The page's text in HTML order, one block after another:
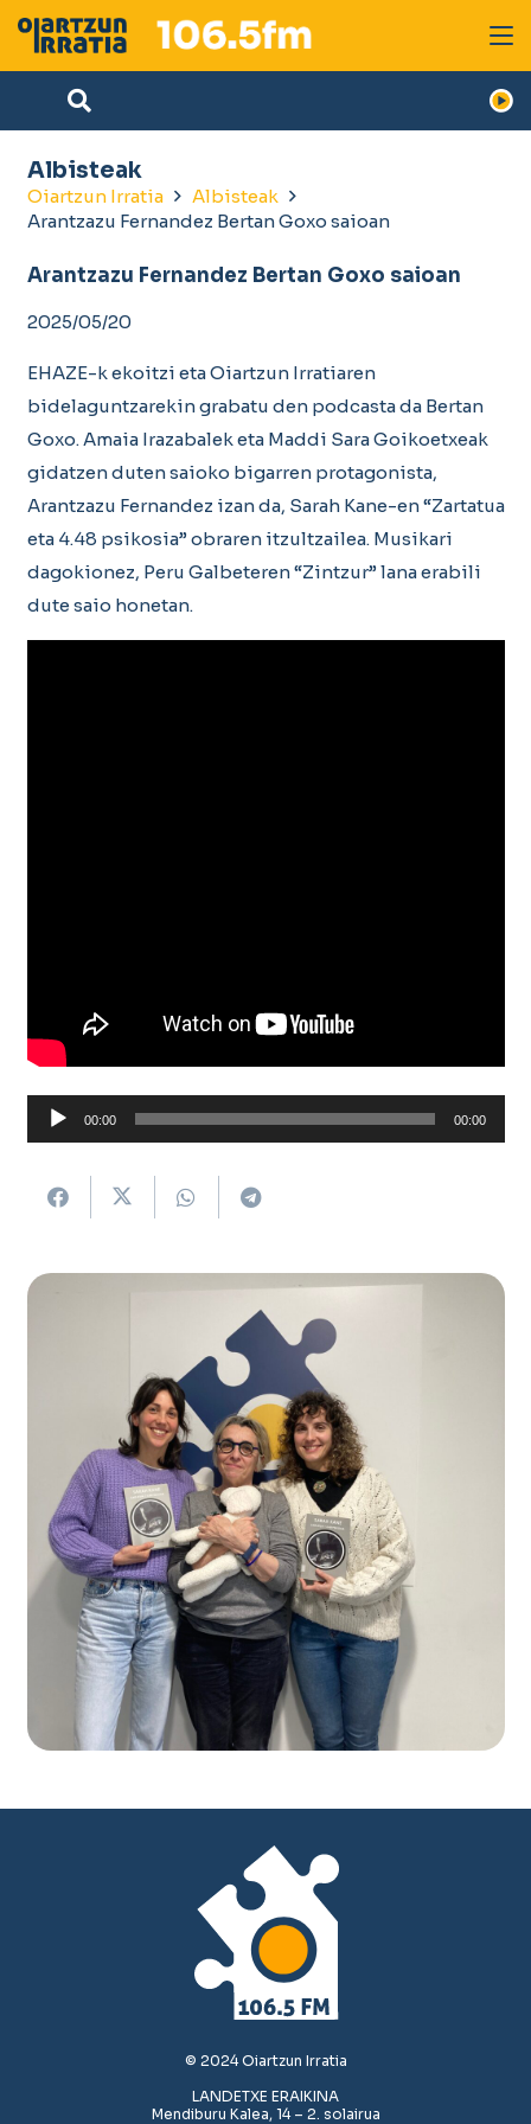
Albisteak
Oiartzun Irratia
Albisteak
Arantzazu Fernandez Bertan Goxo saioan
Arantzazu Fernandez Bertan Goxo saioan
2025/05/20
EHAZE-k ekoitzi eta Oiartzun Irratiaren
bidelaguntzarekin grabatu den podcasta da Bertan
Goxo. Amaia Irazabalek eta Maddi Sara Goikoetxeak
gidatzen duten saioko bigarren protagonista,
Arantzazu Fernandez izan da, Sarah Kane-en “Zartatua
eta 4.48 psikosia” obraren itzultzailea. Musikari
dagokionez, Peru Galbeteren “Zintzur” lana erabili
dute saio honetan.
Soinu
erreproduzigailua
00:00 00:00
© 2024 Oiartzun Irratia
LANDETXE ERAIKINA
Mendiburu Kalea, 14 – 2. solairua